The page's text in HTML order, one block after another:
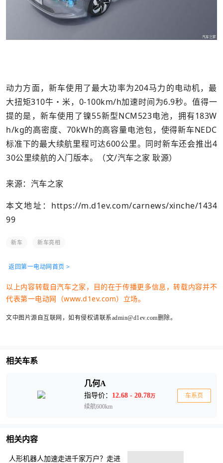
动力方面，新车使用了最大功率为204马力的电动机，最
大扭矩310牛・米，0-100km/h加速时间为6.9秒。值得一
提的是，新车使用了镍55新型NCM523电池，拥有183W
h/kg的高密度、70kWh的高容量电池包，使得新车NEDC
标准下的最大续航里程可达600公里。同时新车还会推出4
30公里续航的入门版本。（文/汽车之家 耿源）
来源：汽车之家
本文地址： https://m.d1ev.com/carnews/xinche/1434
99
新车 新车亮相
返回第一电动网首页 >
以上内容转载自汽车之家，目的在于传播更多信息，转载内容并不
代表第一电动网（www.d1ev.com）立场。
文中图片源自互联网，如有侵权请联系admin@d1ev.com删除。
相关车系
几何A
指导价： 12.68 - 20.78万
续航600km
车系页
相关内容
人形机器人加速走进千家万户？走进